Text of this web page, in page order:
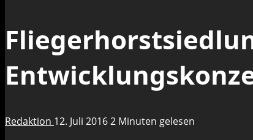
Redaktion 12. Juli 20162 Minuten gelesen